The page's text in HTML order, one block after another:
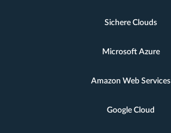
Sichere Clouds
Microsoft Azure
Amazon Web Services
Google Cloud